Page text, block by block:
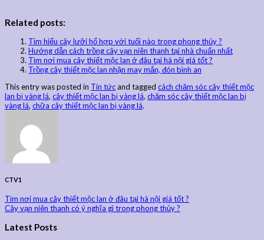
Related posts:
Tìm hiểu cây lưỡi hổ hợp với tuổi nào trong phong thủy ?
Hướng dẫn cách trồng cây vạn niên thanh tại nhà chuẩn nhất
Tìm nơi mua cây thiết mộc lan ở đâu tại hà nội giá tốt ?
Trồng cây thiết mộc lan nhận may mắn, đón bình an
This entry was posted in Tin tứcand tagged cách chăm sóc cây thiết mộc
lan bị vàng lá, cây thiết mộc lan bị vàng lá, chăm sóc cây thiết mộc lan bị
vàng lá, chữa cây thiết mộc lan bị vàng lá.
CTV1
Tìm nơi mua cây thiết mộc lan ở đâu tại hà nội giá tốt ?
Cây vạn niên thanh có ý nghĩa gì trong phong thủy ?
Latest Posts